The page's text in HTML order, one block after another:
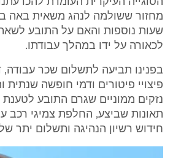
מחזור ששולמה לנהג משאית באה
שעות נוספות והאם על התובע
לכאורה על ידו במהלך עבודתו.
בפנינו תביעה לתשלום שכר
פיצויי פיטורים ודמי חופשה שנתית
נזקים ממוניים שגרם התובע לטענת
תאונות שביצע, החלפת צמיגי רכב
חידוש רשיון הנהיגה ותשלום יתר